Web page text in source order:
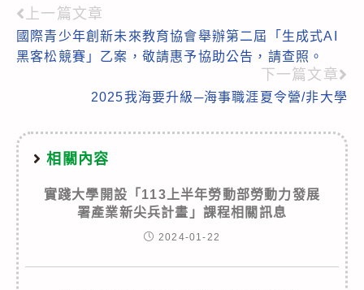
Read
more
上一篇文章
國際青少年創新未來教育協會舉辦第二屆「生成式AI
黑客松競賽」乙案，敬請惠予協助公告，請查照。
下一篇文章
2025我海要升級─海事職涯夏令營/非大學
相關內容
實踐大學開設「113上半年勞動部勞動力發展
署產業新尖兵計畫」課程相關訊息
2024-01-22